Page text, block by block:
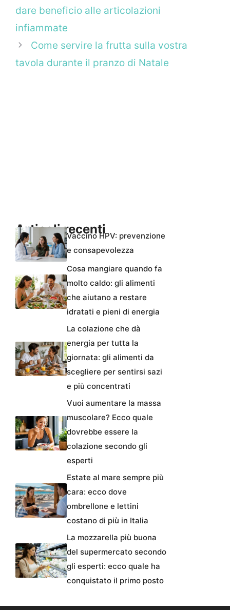
dare beneficio alle articolazioni
infiammate
Come servire la frutta sulla vostra
tavola durante il pranzo di Natale
Articoli recentiVaccino HPV: prevenzione
e consapevolezza
Cosa mangiare quando fa
molto caldo: gli alimenti
che aiutano a restare
idratati e pieni di energia
La colazione che dà
energia per tutta la
giornata: gli alimenti da
scegliere per sentirsi sazi
e più concentrati
Vuoi aumentare la massa
muscolare? Ecco quale
dovrebbe essere la
colazione secondo gli
esperti
Estate al mare sempre più
cara: ecco dove
ombrellone e lettini
costano di più in Italia
La mozzarella più buona
del supermercato secondo
gli esperti: ecco quale ha
conquistato il primo posto